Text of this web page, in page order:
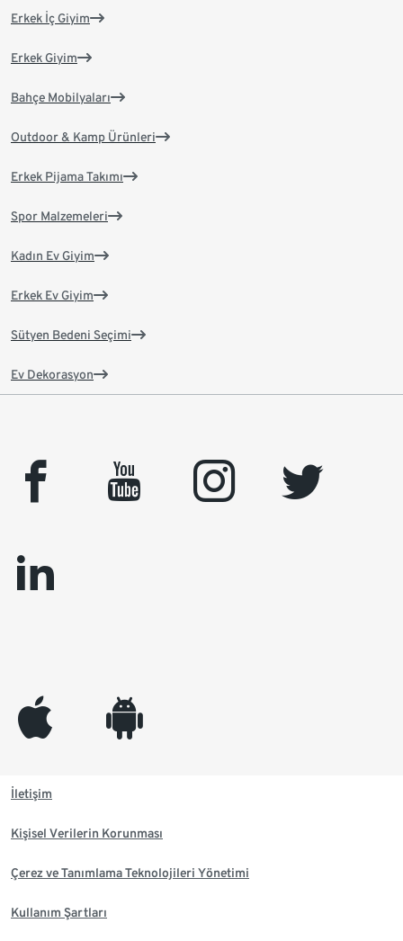
Erkek İç Giyim
Erkek Giyim
Bahçe Mobilyaları
Outdoor & Kamp Ürünleri
Erkek Pijama Takımı
Spor Malzemeleri
Kadın Ev Giyim
Erkek Ev Giyim
Sütyen Bedeni Seçimi
Ev Dekorasyon
facebook youtube instagram
twitter
linkedin
appleinc android
İletişim
Kişisel Verilerin Korunması
Çerez ve Tanımlama Teknolojileri Yönetimi
Kullanım Şartları